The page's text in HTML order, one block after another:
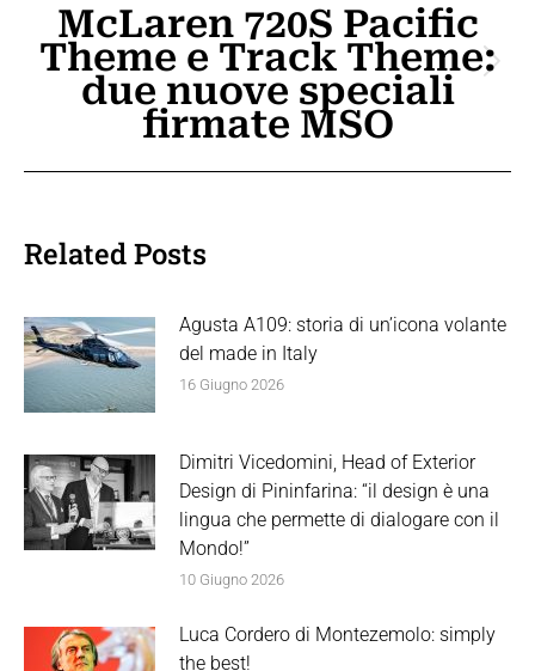
Prossimo
post:
McLaren 720S Pacific
Theme e Track Theme:
due nuove speciali
firmate MSO
Related Posts
Agusta A109: storia di un’icona volante
del made in Italy
16 Giugno 2026
Dimitri Vicedomini, Head of Exterior
Design di Pininfarina: “il design è una
lingua che permette di dialogare con il
Mondo!”
10 Giugno 2026
Luca Cordero di Montezemolo: simply
the best!